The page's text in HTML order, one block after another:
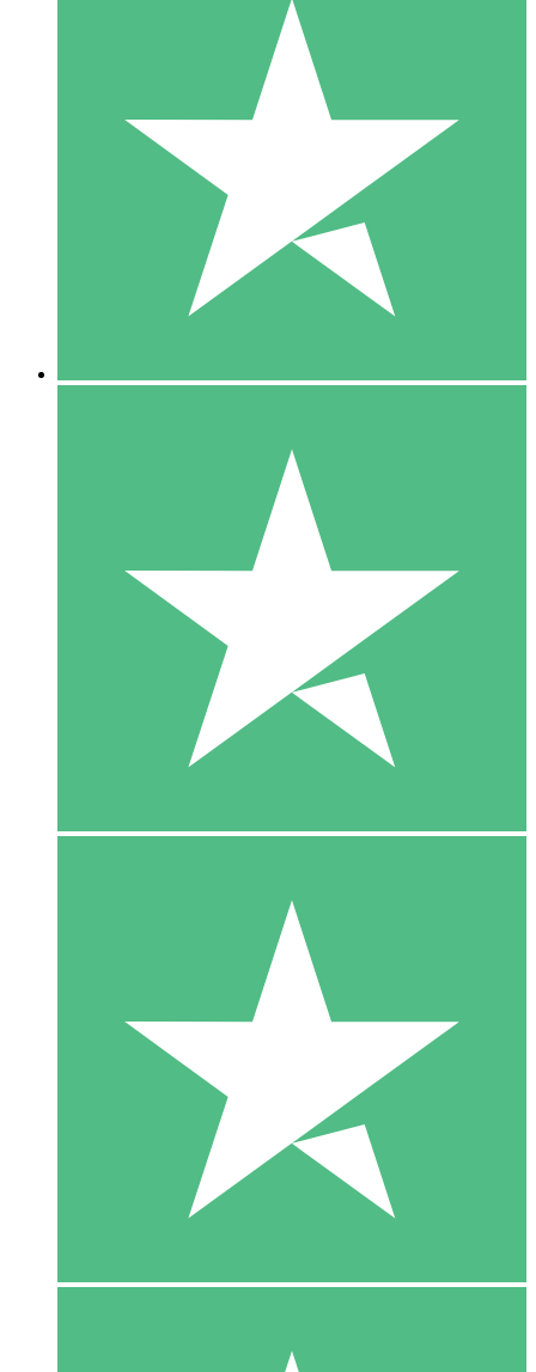
Individuella Kreditpaket
Betala per användning med nedladdningskrediter. Inget
1 Nedladdningar
10 00
10 Nedladdningar
20 00